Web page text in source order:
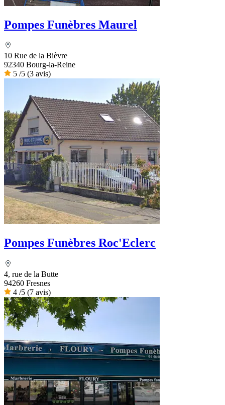
Pompes Funèbres Maurel
10 Rue de la Bièvre
92340 Bourg-la-Reine
5 /5 (3 avis)
Pompes Funèbres Roc'Eclerc
4, rue de la Butte
94260 Fresnes
4 /5 (7 avis)